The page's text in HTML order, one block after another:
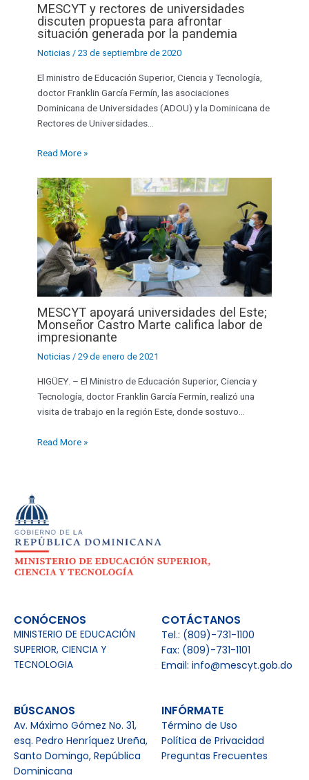
MESCYT y rectores de universidades
discuten propuesta para afrontar
situación generada por la pandemia
Noticias /23 de septiembre de 2020
El ministro de Educación Superior, Ciencia y Tecnología,
doctor Franklin García Fermín, las asociaciones
Dominicana de Universidades (ADOU) y la Dominicana de
Rectores de Universidades…
Read More »
MESCYT apoyará universidades del Este;
Monseñor Castro Marte califica labor de
impresionante
Noticias /29 de enero de 2021
HIGÜEY. – El Ministro de Educación Superior, Ciencia y
Tecnología, doctor Franklin García Fermín, realizó una
visita de trabajo en la región Este, donde sostuvo…
Read More »
CONÓCENOS
MINISTERIO DE EDUCACIÓN
SUPERIOR, CIENCIA Y
TECNOLOGIA
COTÁCTANOS
Tel.: (809)-731-1100
Fax: (809)-731-1101
Email: info@mescyt.gob.do
BÚSCANOS
Av. Máximo Gómez No. 31,
esq. Pedro Henríquez Ureña,
Santo Domingo, República
Dominicana
INFÓRMATE
Término de Uso
Política de Privacidad
Preguntas Frecuentes